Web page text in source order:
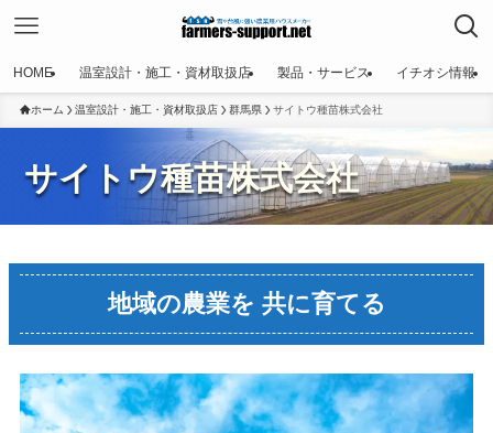
HOME 温室設計・施工・資材取扱店 製品・サービス イチオシ情報
ホーム 温室設計・施工・資材取扱店 群馬県 サイトウ種苗株式会社
サイトウ種苗株式会社
地域の農業を 共に育てる